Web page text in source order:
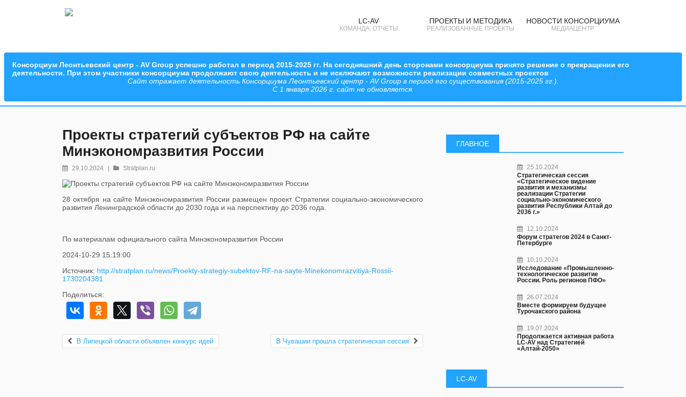
НОВОСТИ КОНСОРЦИУМА
МЕДИАЦЕНТР
ПРОЕКТЫ И МЕТОДИКА
РЕАЛИЗОВАННЫЕ ПРОЕКТЫ
LC-AV
КОМАНДА, ОТЧЕТЫ
Консорциум Леонтьевский центр - AV Group успешно работал в период 2015-2025 гг. На сегодняшний день сторонами консорциума принято решение о прекращении его
деятельности. При этом участники консорциума продолжают свою деятельность и не исключают возможности реализации совместных проектов
Сайт отражает деятельность Консорциума Леонтьевский центр - AV Group в период его существования (2015-2025 гг.).
С 1 января 2026 г. сайт не обновляется.
Проекты стратегий субъектов РФ на сайте
Минэкономразвития России
29.10.2024 Stratplan.ru
28 октября на сайте Минэкономразвития России размещен проект Стратегии социально-экономического
развития Ленинградской области до 2030 года и на перспективу до 2036 года.
По материалам официального сайта Минэкономразвития России
2024-10-29 15:19:00
Источник: http://stratplan.ru/news/Proekty-strategiy-subektov-RF-na-sayte-Minekonomrazvitiya-Rossii-
1730204381
Поделиться:
В Липецкой области объявлен конкурс идей В Чувашии прошла стратегическая сессия
ГЛАВНОЕ
25.10.2024
Стратегическая сессия
«Стратегическое видение
развития и механизмы
реализации Стратегии
социально-экономического
развития Республики Алтай до
2036 г.»
12.10.2024
Форум стратегов 2024 в Санкт-
Петербурге
10.10.2024
Исследование «Промышленно-
технологическое развитие
России. Роль регионов ПФО»
26.07.2024
Вместе формируем будущее
Турочакского района
19.07.2024
Продолжается активная работа
LC-AV над Стратегией
«Алтай-2050»
LC-AV